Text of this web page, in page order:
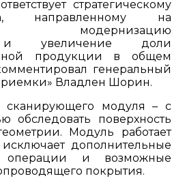
стратегическому
направленному на
модернизацию
и увеличение доли
продукции в общем
генеральный
Владлен Шорин.
сканирующего модуля – с
обследовать поверхность
Модуль работает
исключает дополнительные
операции и возможные
покрытия.